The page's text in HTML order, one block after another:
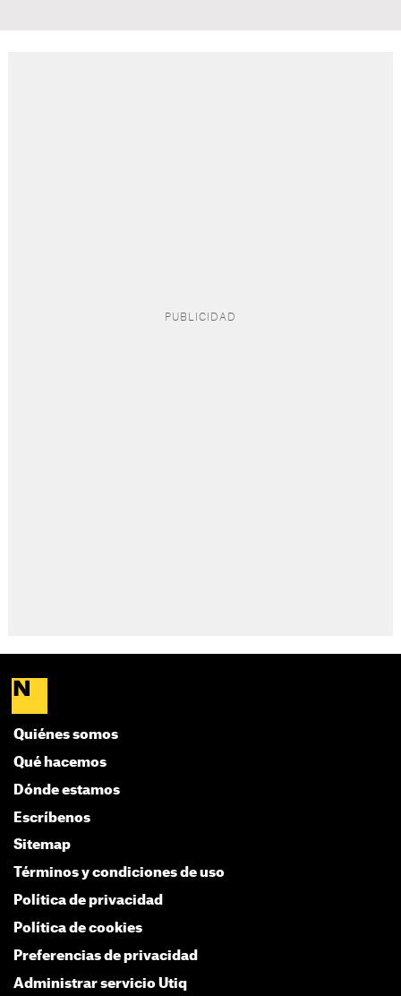
Quiénes somos
Qué hacemos
Dónde estamos
Escríbenos
Sitemap
Términos y condiciones de uso
Política de privacidad
Política de cookies
Preferencias de privacidad
Administrar servicio Utiq